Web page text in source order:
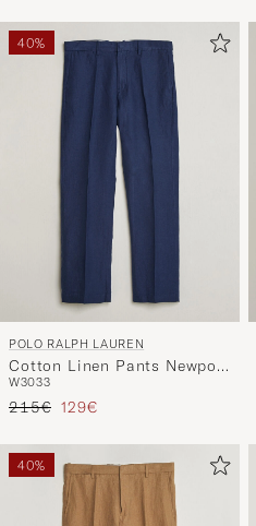
40%
POLO RALPH LAUREN
Cotton Linen Pants Newport
Navy
W3033
Regulärer Preis
215€ Reduzierter Preis
129€
40%